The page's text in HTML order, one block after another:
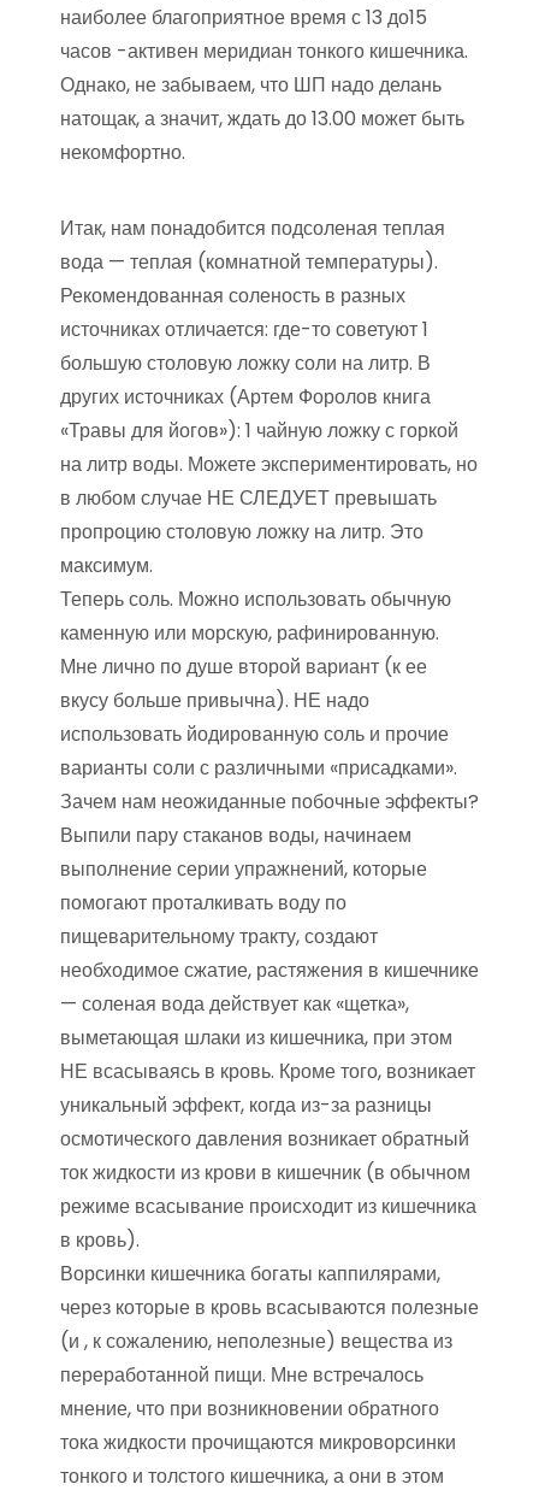
наиболее благоприятное время с 13 до15
часов -активен меридиан тонкого кишечника.
Однако, не забываем, что ШП надо делань
натощак, а значит, ждать до 13.00 может быть
некомфортно.
Итак, нам понадобится подсоленая теплая
вода — теплая (комнатной температуры).
Рекомендованная соленость в разных
источниках отличается: где-то советуют 1
большую столовую ложку соли на литр. В
других источниках (Артем Форолов книга
«Травы для йогов»): 1 чайную ложку с горкой
на литр воды. Можете экспериментировать, но
в любом случае НЕ СЛЕДУЕТ превышать
пропроцию столовую ложку на литр. Это
максимум.
Теперь соль. Можно использовать обычную
каменную или морскую, рафинированную.
Мне лично по душе второй вариант (к ее
вкусу больше привычна). НЕ надо
использовать йодированную соль и прочие
варианты соли с различными «присадками».
Зачем нам неожиданные побочные эффекты?
Выпили пару стаканов воды, начинаем
выполнение серии упражнений, которые
помогают проталкивать воду по
пищеварительному тракту, создают
необходимое сжатие, растяжения в кишечнике
— соленая вода действует как «щетка»,
выметающая шлаки из кишечника, при этом
НЕ всасываясь в кровь. Кроме того, возникает
уникальный эффект, когда из-за разницы
осмотического давления возникает обратный
ток жидкости из крови в кишечник (в обычном
режиме всасывание происходит из кишечника
в кровь).
Ворсинки кишечника богаты каппилярами,
через которые в кровь всасываются полезные
(и , к сожалению, неполезные) вещества из
переработанной пищи. Мне встречалось
мнение, что при возникновении обратного
тока жидкости прочищаются микроворсинки
тонкого и толстого кишечника, а они в этом